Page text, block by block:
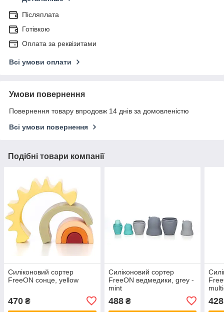
Післяплата
Готівкою
Оплата за реквізитами
Всі умови оплати
Умови повернення
Повернення товару впродовж 14 днів за домовленістю
Всі умови повернення
Подібні товари компанії
Силіконовий сортер
FreeON сонце, yellow
470 ₴
Силіконовий сортер
FreeON ведмедики, grey -
mint
488₴ 428